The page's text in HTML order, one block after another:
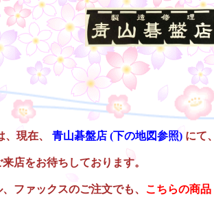
、現在、 青山碁盤店 (下の地図参照) にて
店をお待ちしております。
ファックスのご注文でも、 こちらの商品